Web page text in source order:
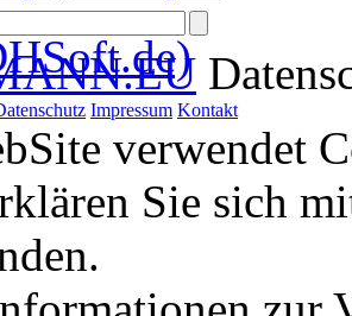
Impressum Kontakt
verwendet
Sie sich